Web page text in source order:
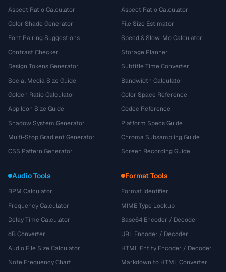
Aspect Ratio Calculator
Color Shade Generator
Font Pairing Suggestions
Contrast Checker
Design Tokens Generator
Social Media Size Guide
Golden Ratio Calculator
App Icon Size Guide
Shadow System Generator
Multi-Stop Gradient Generator
CSS Pattern Generator
Aspect Ratio Calculator
File Size Estimator
Speed & Slow-Mo Calculator
Storage Planner
Subtitle Time Converter
Bandwidth Calculator
Color Space Reference
Codec Reference
Platform Specs Guide
Chroma Subsampling Guide
Screen Recording Guide
Audio Tools
BPM Calculator
Frequency Calculator
Delay Time Calculator
dB Converter
Audio File Size Calculator
Note Frequency Chart
Format Tools
Format Identifier
MIME Type Lookup
Base64 Encoder / Decoder
URL Encoder / Decoder
HTML Entity Encoder / Decoder
Markdown to HTML Converter